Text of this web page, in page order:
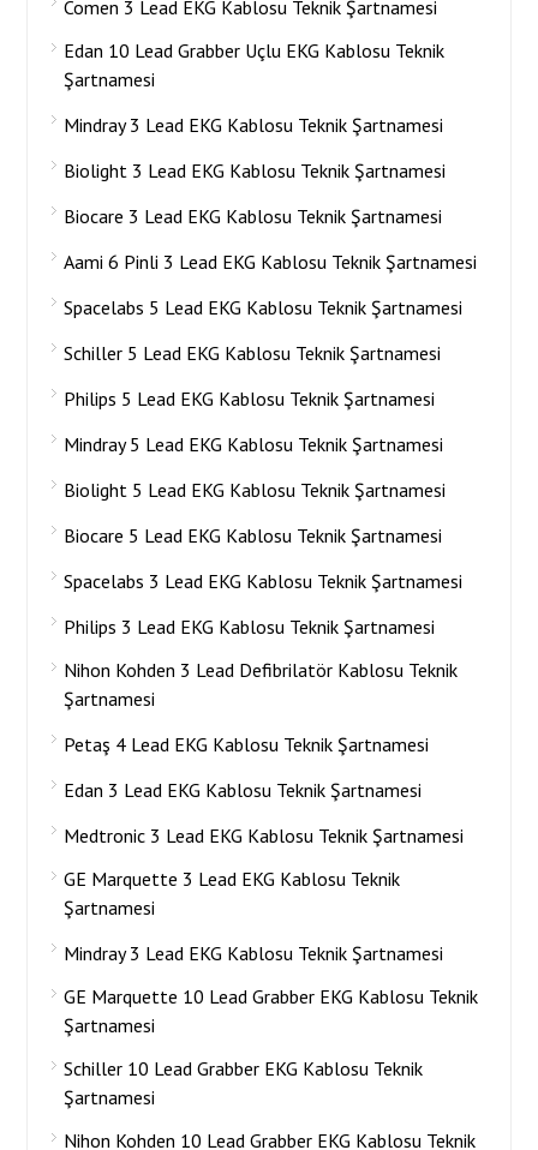
Comen 3 Lead EKG Kablosu Teknik Şartnamesi
Edan 10 Lead Grabber Uçlu EKG Kablosu Teknik
Şartnamesi
Mindray 3 Lead EKG Kablosu Teknik Şartnamesi
Biolight 3 Lead EKG Kablosu Teknik Şartnamesi
Biocare 3 Lead EKG Kablosu Teknik Şartnamesi
Aami 6 Pinli 3 Lead EKG Kablosu Teknik Şartnamesi
Spacelabs 5 Lead EKG Kablosu Teknik Şartnamesi
Schiller 5 Lead EKG Kablosu Teknik Şartnamesi
Philips 5 Lead EKG Kablosu Teknik Şartnamesi
Mindray 5 Lead EKG Kablosu Teknik Şartnamesi
Biolight 5 Lead EKG Kablosu Teknik Şartnamesi
Biocare 5 Lead EKG Kablosu Teknik Şartnamesi
Spacelabs 3 Lead EKG Kablosu Teknik Şartnamesi
Philips 3 Lead EKG Kablosu Teknik Şartnamesi
Nihon Kohden 3 Lead Defibrilatör Kablosu Teknik
Şartnamesi
Petaş 4 Lead EKG Kablosu Teknik Şartnamesi
Edan 3 Lead EKG Kablosu Teknik Şartnamesi
Medtronic 3 Lead EKG Kablosu Teknik Şartnamesi
GE Marquette 3 Lead EKG Kablosu Teknik
Şartnamesi
Mindray 3 Lead EKG Kablosu Teknik Şartnamesi
GE Marquette 10 Lead Grabber EKG Kablosu Teknik
Şartnamesi
Schiller 10 Lead Grabber EKG Kablosu Teknik
Şartnamesi
Nihon Kohden 10 Lead Grabber EKG Kablosu Teknik